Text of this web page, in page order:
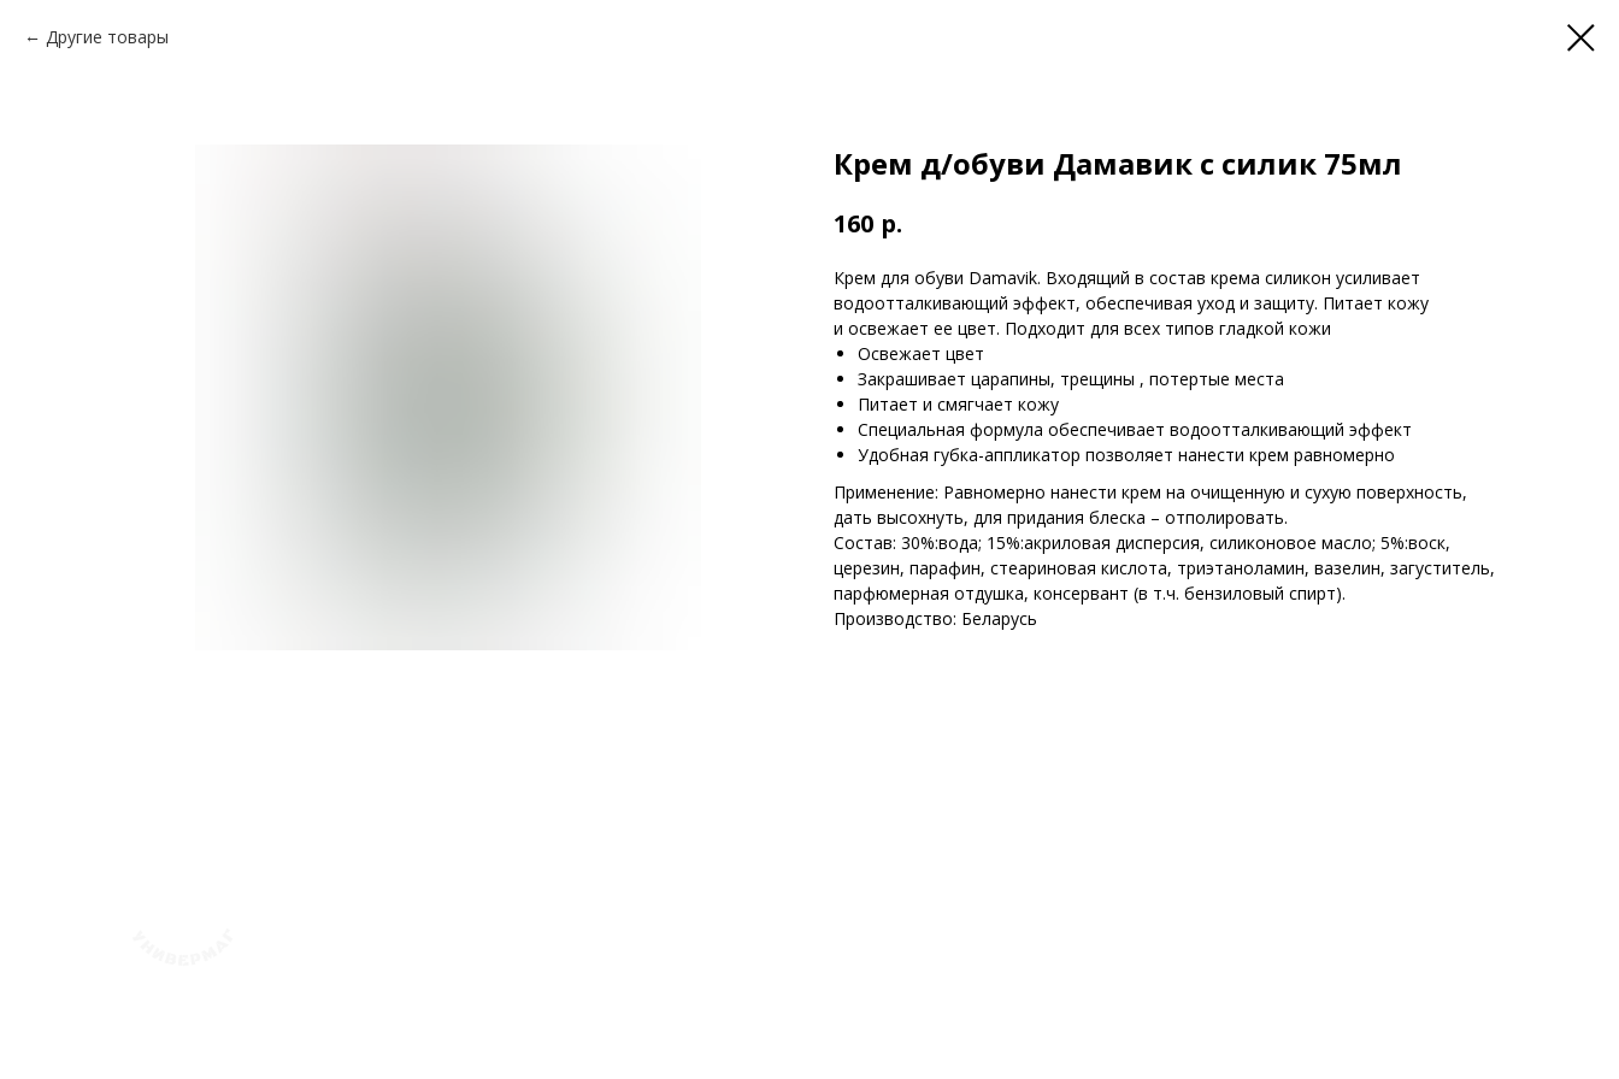
Другие товары
Крем д/обуви Дамавик с силик 75мл
160 р.
Крем для обуви Damavik. Входящий в состав крема силикон усиливает
водоотталкивающий эффект, обеспечивая уход и защиту. Питает кожу
и освежает ее цвет. Подходит для всех типов гладкой кожи
Освежает цвет
Закрашивает царапины, трещины , потертые места
Питает и смягчает кожу
Специальная формула обеспечивает водоотталкивающий эффект
Удобная губка-аппликатор позволяет нанести крем равномерно
Применение: Равномерно нанести крем на очищенную и сухую поверхность,
дать высохнуть, для придания блеска – отполировать.
Состав: 30%:вода; 15%:акриловая дисперсия, силиконовое масло; 5%:воск,
церезин, парафин, стеариновая кислота, триэтаноламин, вазелин, загуститель,
парфюмерная отдушка, консервант (в т.ч. бензиловый спирт).
Производство: Беларусь